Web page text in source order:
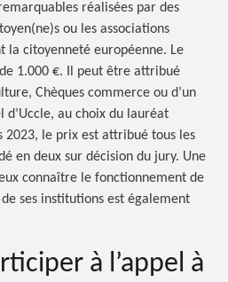
réalisées par des
ou les associations
la citoyenneté européenne. Le
1.000 €. Il peut être attribué
Chèques commerce ou d’un
au choix du lauréat
2023, le prix est attribué tous les
en deux sur décision du jury. Une
connaître le fonctionnement de
ses institutions est également
à l’appel à